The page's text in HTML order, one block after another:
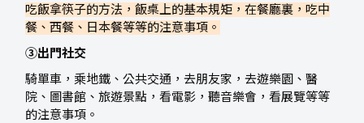
吃飯拿筷子的方法，飯桌上的基本規矩，在餐廳裏，吃中
餐、西餐、日本餐等等的注意事項。
③出門社交
騎單車，乘地鐵、公共交通，去朋友家，去遊樂園、醫
院、圖書館、旅遊景點，看電影，聽音樂會，看展覽等等
的注意事項。